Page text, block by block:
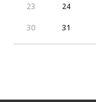
23 24
30 31